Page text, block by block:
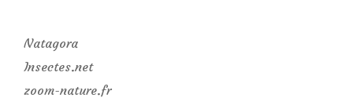
Natagora
Insectes.net
zoom-nature.fr